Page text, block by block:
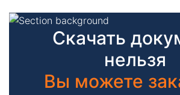
Скачать
нельзя
Вы можете